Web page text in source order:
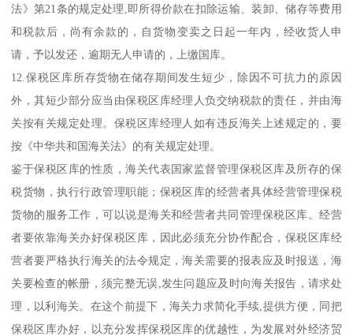
法》第21条的规定处理,即所得价款在扣除运输、装卸、储存等费用
和税款后，尚有余款的，自货物变卖之日起一年内，经收货人申
请，予以发还，逾期无人申请的，上缴国库。
12.保税区库所存货物在储存期间发生短少，除因不可抗力的原因
外，其短少部分应当由保税区库经理人负交纳税款的责任，并由海
关按有关规定处理。保税区库经理人如有违反海关上述规定的，要
按《中华共和国海关法》的有关规定处理。
鉴于保税区库的性质，海关代表国家监督管理保税区库及所存的保
税货物，执行行政管理职能；保税区库的经营者具体经营管理保税
货物的服务工作，可以说是海关和经营者共同管理保税区库。经营
者要依靠海关办好保税区库，因此必须充分协作配合，保税区库经
营者要严格执行海关的法令规定，海关需要的报表应及时报送，海
关要检查的帐册，须完整无误,发生问题应及时向海关报告，请求处
理，以利海关。在这个前提下，海关力求简化手续,提供方便，同把
保税区库办好，以充分发挥保税区库的优越性，为发展对外经济贸